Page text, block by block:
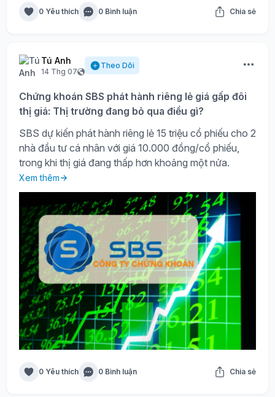
0 Yêu thích 0 Bình luận Chia sẻ
Tú Anh
14 Thg 07
Theo Dõi
Chứng khoán SBS phát hành riêng lẻ giá gấp đôi
thị giá: Thị trường đang bỏ qua điều gì?
SBS dự kiến phát hành riêng lẻ 15 triệu cổ phiếu cho 2
nhà đầu tư cá nhân với giá 10.000 đồng/cổ phiếu,
trong khi thị giá đang thấp hơn khoảng một nửa.
Xem thêm
0 Yêu thích 0 Bình luận Chia sẻ